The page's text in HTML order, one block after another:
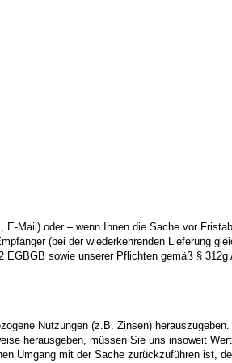
Mail) oder – wenn Ihnen die Sache vor
(bei der wiederkehrenden Lieferung
sowie unserer Pflichten gemäß §
Nutzungen (z.B. Zinsen)
herausgeben, müssen Sie uns insoweit
Umgang mit der Sache zurückzuführen ist,